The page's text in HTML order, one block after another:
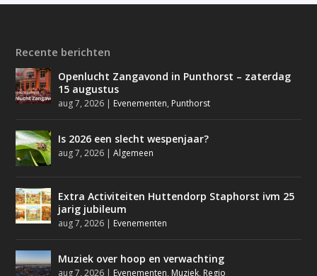
Recente berichten
Openlucht Zangavond in Punthorst – zaterdag
15 augustus
aug 7, 2026 | Evenementen, Punthorst
Is 2026 een slecht wespenjaar?
aug 7, 2026 |Algemeen
Extra Activiteiten Huttendorp Staphorst ivm 25
jarig jubileum
aug 7, 2026 | Evenementen
Muziek over hoop en verwachting
aug 7, 2026 | Evenementen, Muziek, Regio